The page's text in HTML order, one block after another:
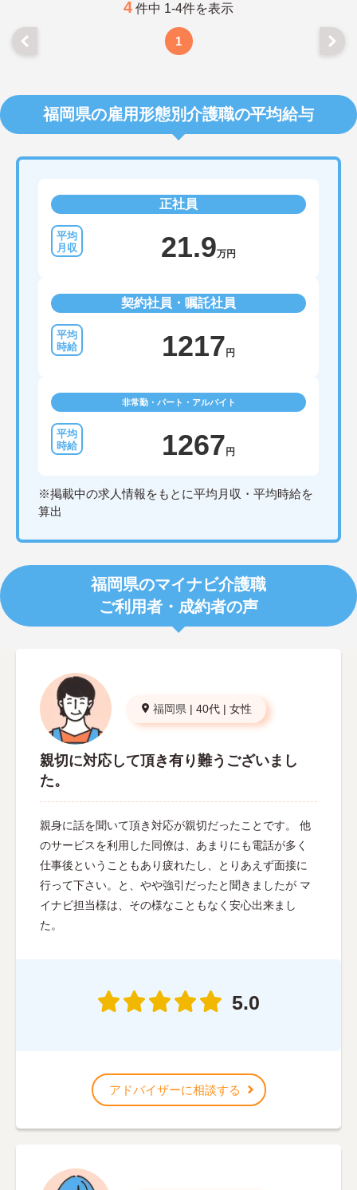
4 件中 1-4件を表示
1
福岡県の雇用形態別介護職の平均給与
正社員
21.9万円
契約社員・嘱託社員
1217 円
非常勤・パート・アルバイト
1267 円
※掲載中の求人情報をもとに平均月収・平均時給を
算出
福岡県のマイナビ介護職
ご利用者・成約者の声
福岡県 | 40代 | 女性
親切に対応して頂き有り難うございまし
た。
親身に話を聞いて頂き対応が親切だったことです。 他
のサービスを利用した同僚は、あまりにも電話が多く
仕事後ということもあり疲れたし、とりあえず面接に
行って下さい。と、やや強引だったと聞きましたが マ
イナビ担当様は、その様なこともなく安心出来まし
た。
5.0
アドバイザーに相談する